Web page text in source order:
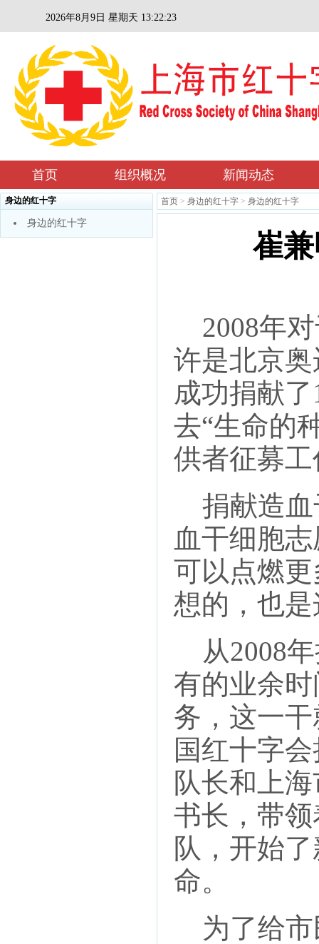
2026年8月9日 星期天 13:22:24
首页 组织概况 新闻动态
身边的红十字
身边的红十字
首页 > 身边的红十字 > 身边的红十字
崔
2008年对
许是北京
成功捐献
去“生命的
供者征募
捐献造血
血干细胞
可以点燃
想的，也
从2008年
有的业余
务，这一
国红十字
队长和上
书长，带
队，开始
命。
为了给市